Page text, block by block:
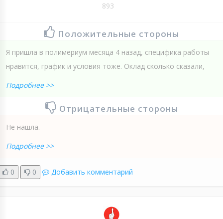
893
Положительные стороны
Я пришла в полимериум месяца 4 назад, специфика работы
нравится, график и условия тоже. Оклад сколько сказали,
Подробнее >>
Отрицательные стороны
Не нашла.
Подробнее >>
0 0 Добавить комментарий